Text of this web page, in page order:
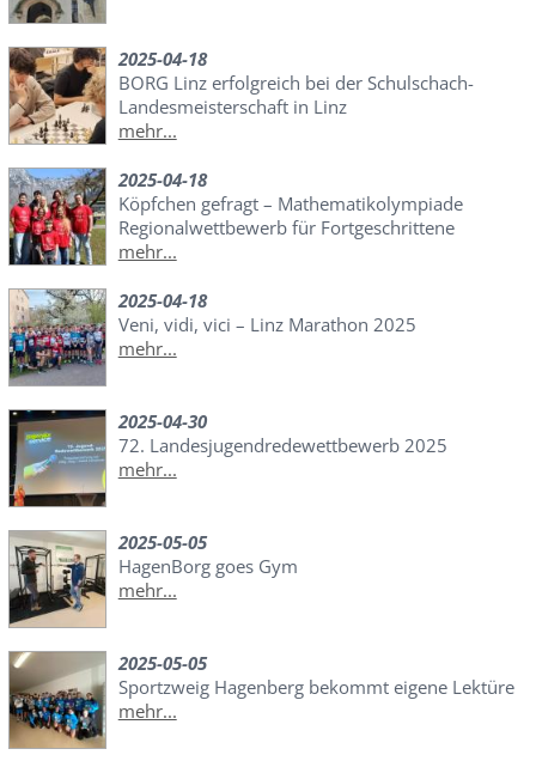
2025-04-18
BORG Linz erfolgreich bei der Schulschach-
Landesmeisterschaft in Linz
mehr...
2025-04-18
Köpfchen gefragt – Mathematikolympiade
Regionalwettbewerb für Fortgeschrittene
mehr...
2025-04-18
Veni, vidi, vici – Linz Marathon 2025
mehr...
2025-04-30
72. Landesjugendredewettbewerb 2025
mehr...
2025-05-05
HagenBorg goes Gym
mehr...
2025-05-05
Sportzweig Hagenberg bekommt eigene Lektüre
mehr...